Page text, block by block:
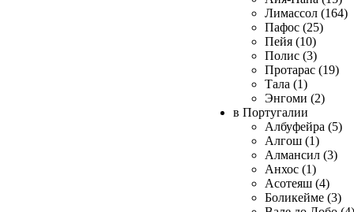
Лимассол (164)
Пафос (25)
Пейя (10)
Полис (3)
Протарас (19)
Тала (1)
Энгоми (2)
в Португалии
Албуфейра (5)
Алгош (1)
Алмансил (3)
Анхос (1)
Асотеяш (4)
Боликейме (3)